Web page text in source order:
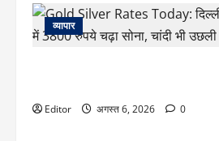
व्यापार
Editor अगस्त 6, 2026 0